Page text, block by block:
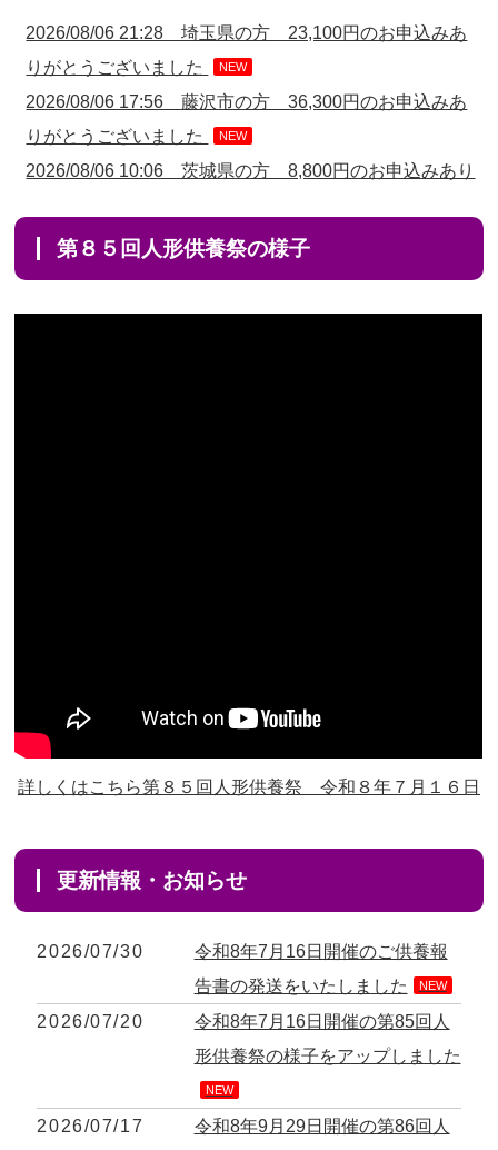
2026/08/06 21:28 埼玉県の方 23,100円のお申込みあ
りがとうございました
NEW
2026/08/06 17:56 藤沢市の方 36,300円のお申込みあ
りがとうございました
NEW
2026/08/06 10:06 茨城県の方 8,800円のお申込みあり
2026/08/06 09:17 三重県の方 3,300円のお申込みあり
2026/08/04 00:38 中野区の方 9,900円のお申込みあり
がとうございました
2026/08/03 21:17 愛知県の方 4,400円のお申込みあり
がとうございました
がとうございました
2026/08/02 10:39 神奈川の方 5,000円のお申込みあり
がとうございました
2026/08/02 09:15 神奈川の方 17,600円のお申込みあ
りがとうございました
2026/08/02 06:46 相模原の方 14,300円のお申込みあ
第８５回人形供養祭の様子
詳しくはこちら第８５回人形供養祭 令和８年７月１６日
更新情報・お知らせ
2026/07/30
令和8年7月16日開催のご供養報
告書の発送をいたしました
NEW
2026/07/20
令和8年7月16日開催の第85回人
形供養祭の様子をアップしました
NEW
2026/07/17
令和8年9月29日開催の第86回人